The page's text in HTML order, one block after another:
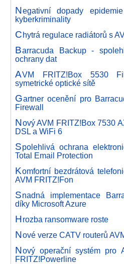
Negativní dopady
kyberkriminality
Chytrá regulace radiátorů s
Barracuda Backup -
ochrany dat
AVM FRITZ!Box 5530
symetrické optické sítě
Gartner ocenění pro
Firewall
Nový AVM FRITZ!Box 7530
DSL a WiFi 6
Spolehlivá ochrana
Total Email Protection
Komfortní bezdrátová
AVM FRITZ!Fon
Snadná implementace
díky Microsoft Azure
Hrozba ransomware roste
Nové verze CATV routerů
Nový operační systém pro
FRITZ!Powerline